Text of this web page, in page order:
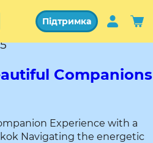
Підтримка
Companions
Experience with a
Navigating the energetic